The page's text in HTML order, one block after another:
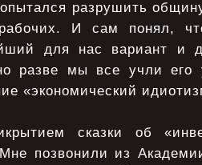
разрушить
И сам понял,
для нас вариант и
разве мы все учли его
«экономический
сказки об
позвонили из